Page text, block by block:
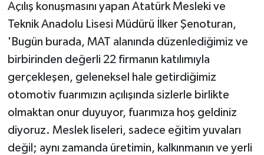
Açılış konuşmasını yapan Atatürk Mesleki ve
Teknik Anadolu Lisesi Müdürü İlker Şenoturan,
'Bugün burada, MAT alanında düzenlediğimiz ve
birbirinden değerli 22 firmanın katılımıyla
gerçekleşen, geleneksel hale getirdiğimiz
otomotiv fuarımızın açılışında sizlerle birlikte
olmaktan onur duyuyor, fuarımıza hoş geldiniz
diyoruz. Meslek liseleri, sadece eğitim yuvaları
değil; aynı zamanda üretimin, kalkınmanın ve yerli